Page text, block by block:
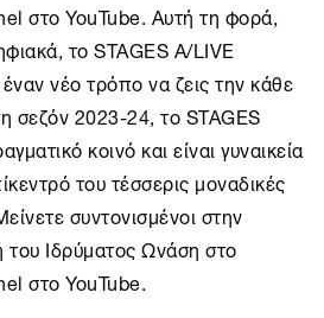
στο YouTube. Αυτή τη φορά,
τοSTAGES A/LIVE
έναν νέο τρόπο να ζεις την κάθε
σεζόν 2023-24, τοSTAGES
κοινό και είναι γυναικεία
του τέσσερις μοναδικές
συντονισμένοι στην
Ιδρύματος Ωνάση στο
στο YouTube.